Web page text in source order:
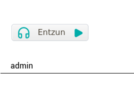
admin